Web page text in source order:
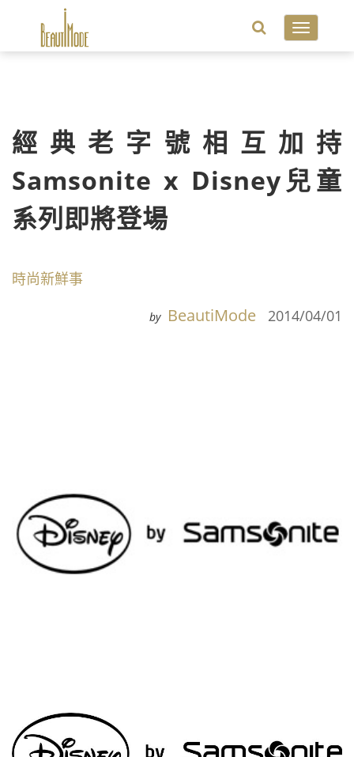
Toggle
經典老字號相互加持
Samsonite x Disney兒童
系列即將登場
時尚新鮮事
by BeautiMode 2014/04/01